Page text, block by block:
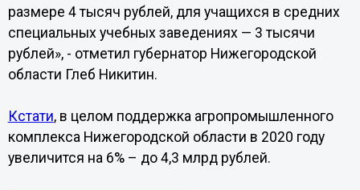
размере 4 тысяч рублей, для учащихся в средних
специальных учебных заведениях — 3 тысячи
рублей», - отметил губернатор Нижегородской
области Глеб Никитин.
Кстати, в целом поддержка агропромышленного
комплекса Нижегородской области в 2020 году
увеличится на 6% – до 4,3 млрд рублей.